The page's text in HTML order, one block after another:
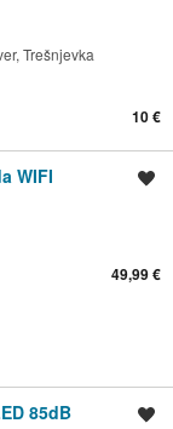
Trešnjevka
10 €
WIFI
49,99 €
85dB